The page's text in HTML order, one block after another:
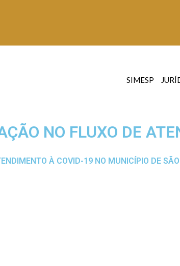
SIMESP
NO FLUXO DE
À COVID-19 NO MUNICÍPIO DE